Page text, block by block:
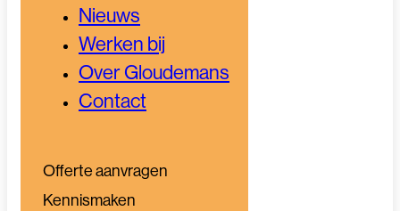
Nieuws
Werken bij
Over Gloudemans
Contact
Offerte aanvragen
Kennismaken